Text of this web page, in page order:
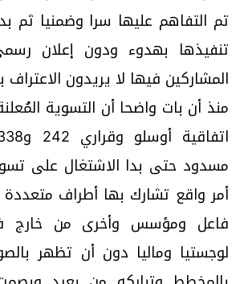
تم التفاهم عليها سرا وضمنيا ثم
تنفيذها بهدوء ودون إعلان
المشاركين فيها لا يريدون
منذ أن بات واضحا أن التسوية
مسدود حتى بدا الاشتغال على
أمر واقع تشارك بها أطراف
فاعل ومؤسس وأخرى من خارج
لوجستيا وماليا دون أن تظهر